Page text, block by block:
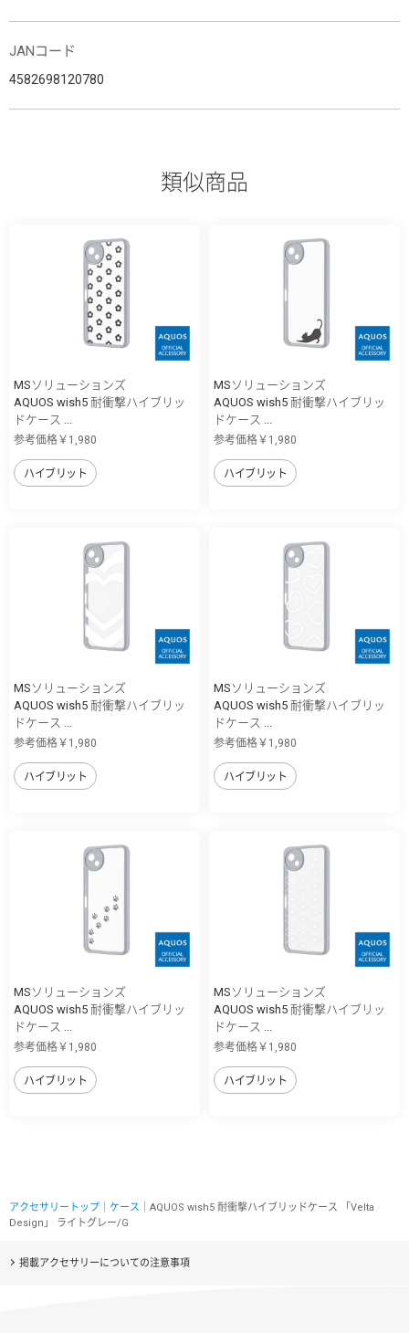
JANコード
4582698120780
類似商品
MSソリューションズ
AQUOS wish5 耐衝撃ハイブリッ
ドケース ...
参考価格￥1,980
ハイブリット
MSソリューションズ
AQUOS wish5 耐衝撃ハイブリッ
ドケース ...
参考価格￥1,980
ハイブリット
MSソリューションズ
AQUOS wish5 耐衝撃ハイブリッ
ドケース ...
参考価格￥1,980
ハイブリット
MSソリューションズ
AQUOS wish5 耐衝撃ハイブリッ
ドケース ...
参考価格￥1,980
ハイブリット
MSソリューションズ
AQUOS wish5 耐衝撃ハイブリッ
ドケース ...
参考価格￥1,980
ハイブリット
MSソリューションズ
AQUOS wish5 耐衝撃ハイブリッ
ドケース ...
参考価格￥1,980
ハイブリット
アクセサリートップ ケース ｜AQUOS wish5 耐衝撃ハイブリッドケース 「Velta
Design」 ライトグレー/G
掲載アクセサリーについての注意事項